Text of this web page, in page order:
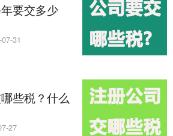
要交多少
31
些税？什么
27